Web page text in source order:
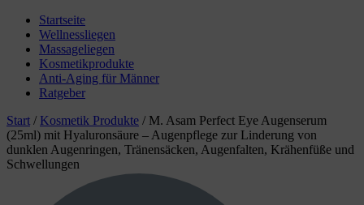
Startseite
Wellnessliegen
Massageliegen
Kosmetikprodukte
Anti-Aging für Männer
Ratgeber
Start / Kosmetik Produkte / M. Asam Perfect Eye Augenserum
(25ml) mit Hyaluronsäure – Augenpflege zur Linderung von
dunklen Augenringen, Tränensäcken, Augenfalten, Krähenfüße und
Schwellungen